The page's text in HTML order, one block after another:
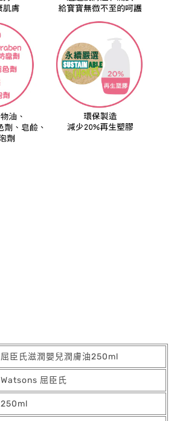
屈臣氏滋潤嬰兒潤膚油250ml
Watsons 屈臣氏
250ml